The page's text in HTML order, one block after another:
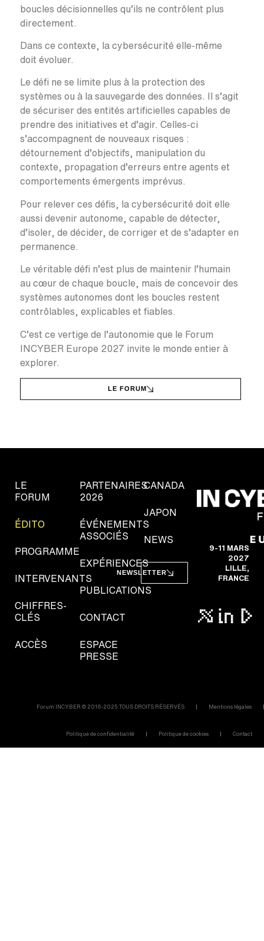
boucles décisionnelles qu’ils ne contrôlent plus
directement.
Dans ce contexte, la cybersécurité elle-même
doit évoluer.
Le défi ne se limite plus à la protection des
systèmes ou à la sauvegarde des données. Il s’agit
de sécuriser des entités artificielles capables de
prendre des initiatives et d’agir. Celles-ci
s’accompagnent de nouveaux risques :
détournement d’objectifs, manipulation du
contexte, propagation d’erreurs entre agents et
comportements émergents imprévus.
Pour relever ces défis, la cybersécurité doit elle
aussi devenir autonome, capable de détecter,
d’isoler, de décider, de corriger et de s’adapter en
permanence.
Le véritable défi n’est plus de maintenir l’humain
au cœur de chaque boucle, mais de concevoir des
systèmes autonomes dont les boucles restent
contrôlables, explicables et fiables.
C’est ce vertige de l’autonomie que le Forum
INCYBER Europe 2027 invite le monde entier à
explorer.
LE FORUM
LE
FORUM
ÉDITO
PROGRAMME
INTERVENANTS
CHIFFRES-
CLÉS
ACCÈS
PARTENAIRES
2026
ÉVÉNEMENTS
ASSOCIÉS
EXPÉRIENCES
PUBLICATIONS
CONTACT
ESPACE
PRESSE
CANADA
JAPON
NEWS
NEWSLETTER
9-11 MARS
2027
LILLE,
FRANCE
Forum INCYBER © 2016-2025 TOUS DROITS RÉSERVÉS Mentions légales
Politique de confidentialité Politique de cookies Contact